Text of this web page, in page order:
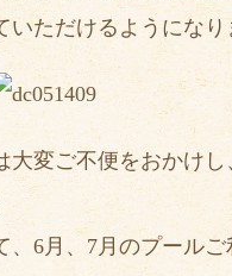
いただけるようになり
大変ご不便をおかけし
、6月、7月のプール